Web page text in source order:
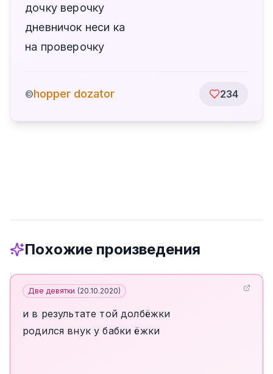
дочку верочку
дневничок неси ка
на проверочку
©hopper dozator 234
Похожие произведения
Две девятки (20.10.2020)
и в результате той долбёжки
родился внук у бабки ёжки